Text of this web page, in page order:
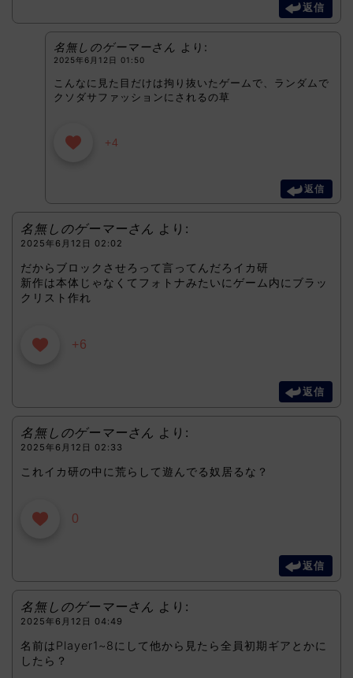
返信
名無しのゲーマーさん より:
2025年6月12日 01:50
こんなに見た目だけは拘り抜いたゲームで、ランダムで
クソダサファッションにされるの草
+4
返信
名無しのゲーマーさん より:
2025年6月12日 02:02
だからブロックさせろって言ってんだろイカ研
新作は本体じゃなくてフォトナみたいにゲーム内にブラッ
クリスト作れ
+6
返信
名無しのゲーマーさん より:
2025年6月12日 02:33
これイカ研の中に荒らして遊んでる奴居るな？
0
返信
名無しのゲーマーさん より:
2025年6月12日 04:49
名前はPlayer1~8にして他から見たら全員初期ギアとかに
したら？